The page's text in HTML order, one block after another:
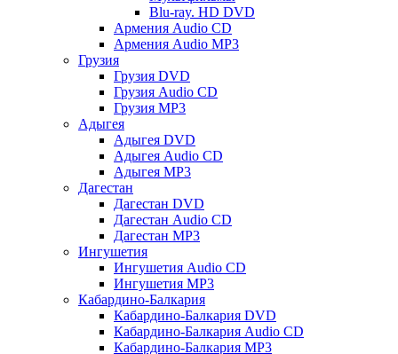
Blu-ray. HD DVD
Армения Audio CD
Армения Audio MP3
Грузия
Грузия DVD
Грузия Audio CD
Грузия MP3
Адыгея
Адыгея DVD
Адыгея Audio CD
Адыгея MP3
Дагестан
Дагестан DVD
Дагестан Audio CD
Дагестан MP3
Ингушетия
Ингушетия Audio CD
Ингушетия MP3
Кабардино-Балкария
Кабардино-Балкария DVD
Кабардино-Балкария Audio CD
Кабардино-Балкария MP3